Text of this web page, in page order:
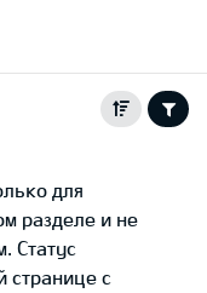
для
разделе и не
Статус
странице с